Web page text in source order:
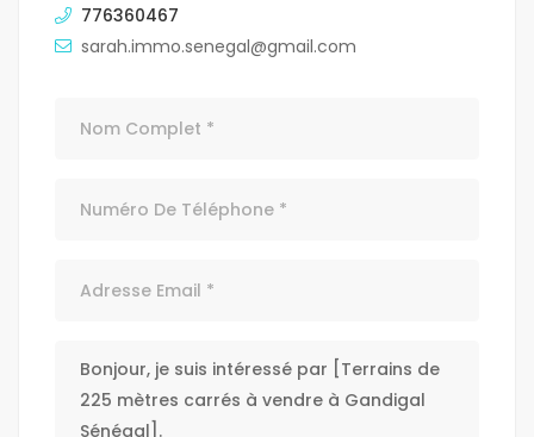
776360467
sarah.immo.senegal@gmail.com